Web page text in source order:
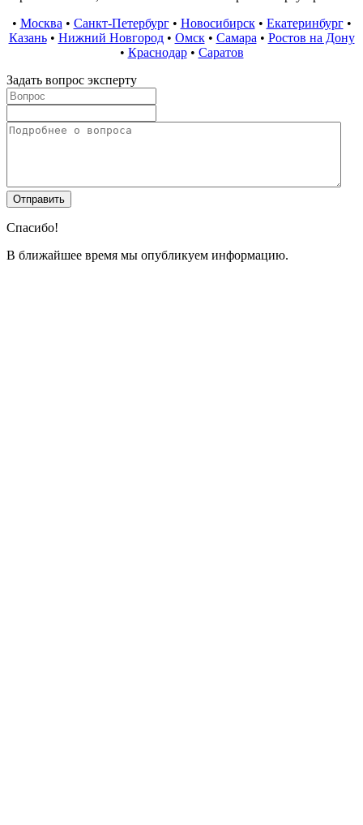
• Москва • Санкт-Петербург• Новосибирск• Екатеринбург•
Казань• Нижний Новгород• Омск• Самара • Ростов на Дону
• Краснодар• Саратов
Задать вопрос эксперту
Спасибо!
В ближайшее время мы опубликуем информацию.